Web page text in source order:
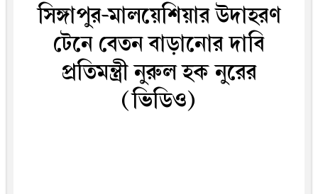
সিঙ্গাপুর-মালয়েশিয়ার উদাহরণ
টেনে বেতন বাড়ানোর দাবি
প্রতিমন্ত্রী নুরুল হক নুরের
(ভিডিও)